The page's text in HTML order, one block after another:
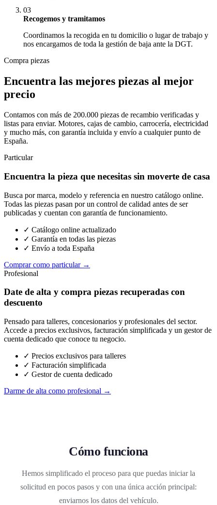
03
Recogemos y tramitamos
Coordinamos la recogida en tu domicilio o lugar de trabajo y
nos encargamos de toda la gestión de baja ante la DGT.
Compra piezas
Encuentra las mejores piezas al mejor
precio
Contamos con más de 200.000 piezas de recambio verificadas y
listas para enviar. Motores, cajas de cambio, carrocería, electricidad
y mucho más, con garantía incluida y envío a cualquier punto de
España.
Particular
Encuentra la pieza que necesitas sin moverte de casa
Busca por marca, modelo y referencia en nuestro catálogo online.
Todas las piezas pasan por un control de calidad antes de ser
publicadas y cuentan con garantía de funcionamiento.
✓ Catálogo online actualizado
✓ Garantía en todas las piezas
✓ Envío a toda España
Comprar como particular →
Profesional
Date de alta y compra piezas recuperadas con
descuento
Pensado para talleres, concesionarios y profesionales del sector.
Accede a precios exclusivos, facturación simplificada y un gestor de
cuenta dedicado que conoce tu negocio.
✓ Precios exclusivos para talleres
✓ Facturación simplificada
✓ Gestor de cuenta dedicado
Darme de alta como profesional →
Cómo funciona
Hemos simplificado el proceso para que puedas iniciar la
solicitud en pocos pasos y con una única acción principal:
enviarnos los datos del vehículo.